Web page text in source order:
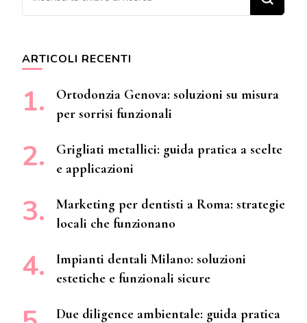
ARTICOLI RECENTI
Ortodonzia Genova: soluzioni su misura
per sorrisi funzionali
Grigliati metallici: guida pratica a scelte
e applicazioni
Marketing per dentisti a Roma: strategie
locali che funzionano
Impianti dentali Milano: soluzioni
estetiche e funzionali sicure
Due diligence ambientale: guida pratica